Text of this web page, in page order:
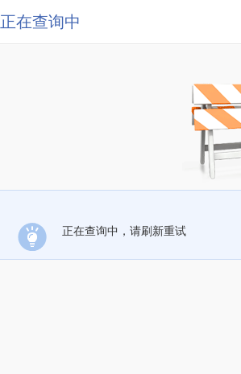
正在查询中
正在查询中，请刷新重试